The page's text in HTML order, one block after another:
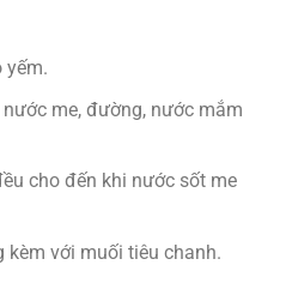
yếm.
me, đường, nước mắm
cho đến khi nước sốt me
kèm với muối tiêu chanh.